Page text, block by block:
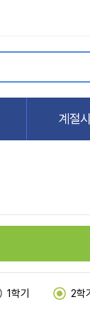
1학기 2학기